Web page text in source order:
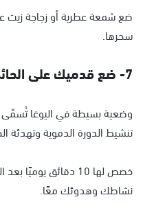
ضع شمعة عطرية أو زجاجة زيت
سحرها.
7- ضع قدميك على الحائط... ودّع التعب
وضعية بسيطة في اليوغا
تنشيط الدورة الدموية وتهدئة
خصص لها 10 دقائق
نشاطك وهدوئك معًا.